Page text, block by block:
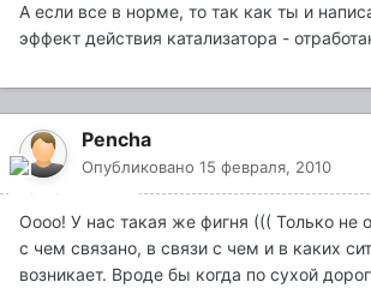
А если все в норме, то так как ты и
эффект действия катализатора -
Pencha
Опубликовано 15 февраля, 2010
Оооо! У нас такая же фигня ((( Только не
с чем связано, в связи с чем и в каких
возникает. Вроде бы когда по сухой